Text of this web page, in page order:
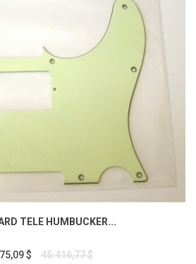
TELE HUMBUCKER...
$ 45.416,77 $